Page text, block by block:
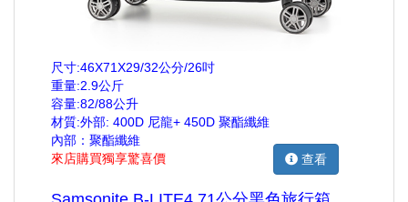
尺寸:46X71X29/32公分/26吋
重量:2.9公斤
容量:82/88公升
材質:外部: 400D 尼龍+ 450D 聚酯纖維
內部：聚酯纖維
來店購買獨享驚喜價
查看